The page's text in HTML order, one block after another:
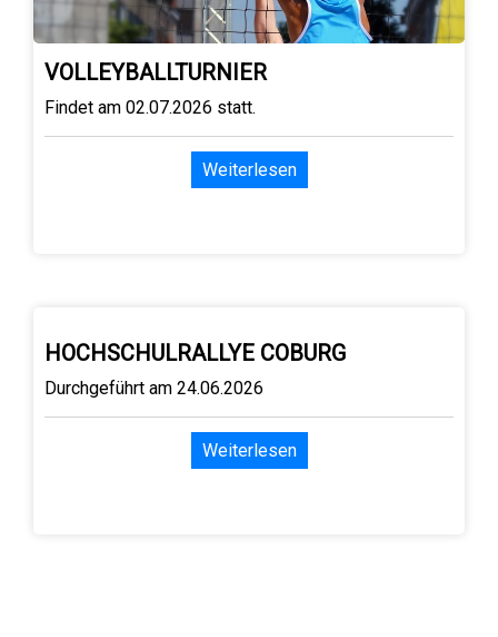
VOLLEYBALLTURNIER
Findet am 02.07.2026 statt.
Weiterlesen
HOCHSCHULRALLYE COBURG
Durchgeführt am 24.06.2026
Weiterlesen